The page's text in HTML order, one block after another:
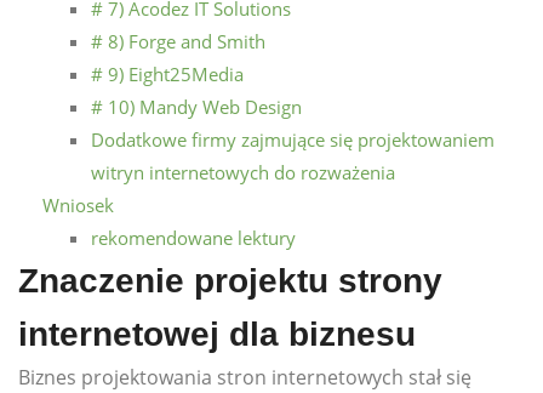
# 7) Acodez IT Solutions
# 8) Forge and Smith
# 9) Eight25Media
# 10) Mandy Web Design
Dodatkowe firmy zajmujące się projektowaniem
witryn internetowych do rozważenia
Wniosek
rekomendowane lektury
Znaczenie projektu strony
internetowej dla biznesu
Biznes projektowania stron internetowych stał się